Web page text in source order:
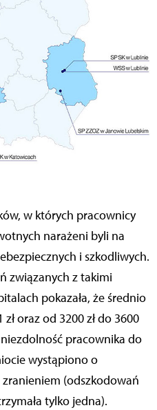
w których pracownicy
narażeni byli na
i szkodliwych.
związanych z takimi
pokazała, że średnio
oraz od 3200 zł do 3600
pracownika do
wystąpiono o
(odszkodowań
tylko jedna).